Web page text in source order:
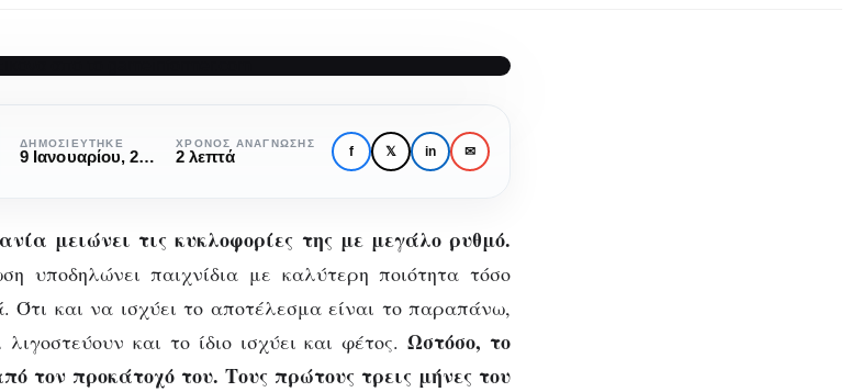
Gaming
του 2019
ΔΗΜΟΣΙΕΎΤΗΚΕ
9 Ιανουαρίου, 2019
ΧΡΌΝΟΣ ΑΝΆΓΝΩΣΗΣ
2 λεπτά f 𝕏 in ✉
μειώνει τις κυκλοφορίες της με μεγάλο ρυθμό.
υποδηλώνει παιχνίδια με καλύτερη ποιότητα τόσο
Ότι και να ισχύει το αποτέλεσμα είναι το παραπάνω,
και το ίδιο ισχύει και φέτος.Ωστόσο, το
τον προκάτοχό του. Τους πρώτους τρεις μήνες του